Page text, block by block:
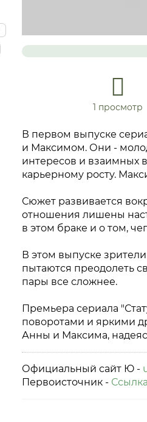
1 просмотр
В первом выпуске
и Максимом. Они -
интересов и взаимных
карьерному росту.
Сюжет развивается
отношения лишены
в этом браке и о том,
В этом выпуске
пытаются преодолеть
пары все сложнее.
Премьера сериала
поворотами и яркими
Анны и Максима,
Официальный сайт Ю -
Первоисточник - Ссылка